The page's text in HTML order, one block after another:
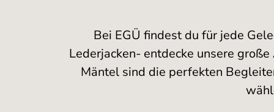
Bei EGÜ findest du für jede
Lederjacken- entdecke unsere
Mäntel sind die perfekten